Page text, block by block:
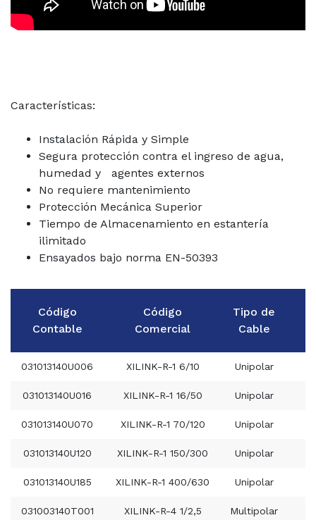
Características:
Instalación Rápida y Simple
Segura protección contra el ingreso de agua,
humedad y agentes externos
No requiere mantenimiento
Protección Mecánica Superior
Tiempo de Almacenamiento en estantería
ilimitado
Ensayados bajo norma EN-50393
Código
Contable
Código
Comercial
Tipo de
Cable
031013140U006 XILINK-R-1 6/10 Unipolar
031013140U016 XILINK-R-1 16/50 Unipolar
031013140U070 XILINK-R-1 70/120 Unipolar
031013140U120 XILINK-R-1 150/300 Unipolar
031013140U185 XILINK-R-1 400/630 Unipolar
031003140T001 XILINK-R-4 1/2,5 Multipolar